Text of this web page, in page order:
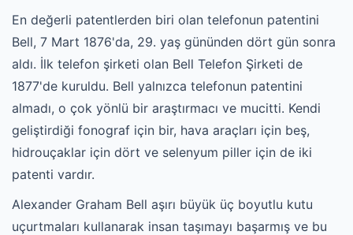
En değerli patentlerden biri olan telefonun patentini
Bell, 7 Mart 1876'da, 29. yaş gününden dört gün sonra
aldı. İlk telefon şirketi olan Bell Telefon Şirketi de
1877'de kuruldu. Bell yalnızca telefonun patentini
almadı, o çok yönlü bir araştırmacı ve mucitti. Kendi
geliştirdiği fonograf için bir, hava araçları için beş,
hidrouçaklar için dört ve selenyum piller için de iki
patenti vardır.
Alexander Graham Bell aşırı büyük üç boyutlu kutu
uçurtmaları kullanarak insan taşımayı başarmış ve bu